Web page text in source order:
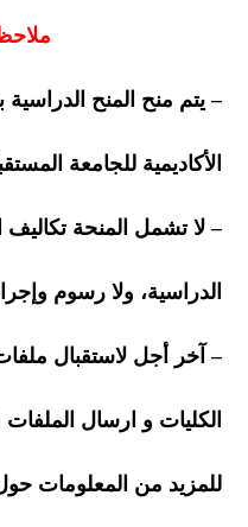
– يتم منح المنح الدراسية
الأكاديمية للجامعة
– لا تشمل المنحة تكاليف
الدراسية، ولا رسوم
– آخر أجل لاستقبال
الكليات و ارسال
للمزيد من المعلومات